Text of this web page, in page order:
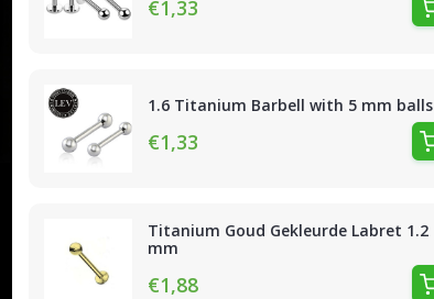
€1,33
1.6 Titanium Barbell with 5 mm balls
€1,33
Titanium Goud Gekleurde Labret 1.2
mm
€1,88